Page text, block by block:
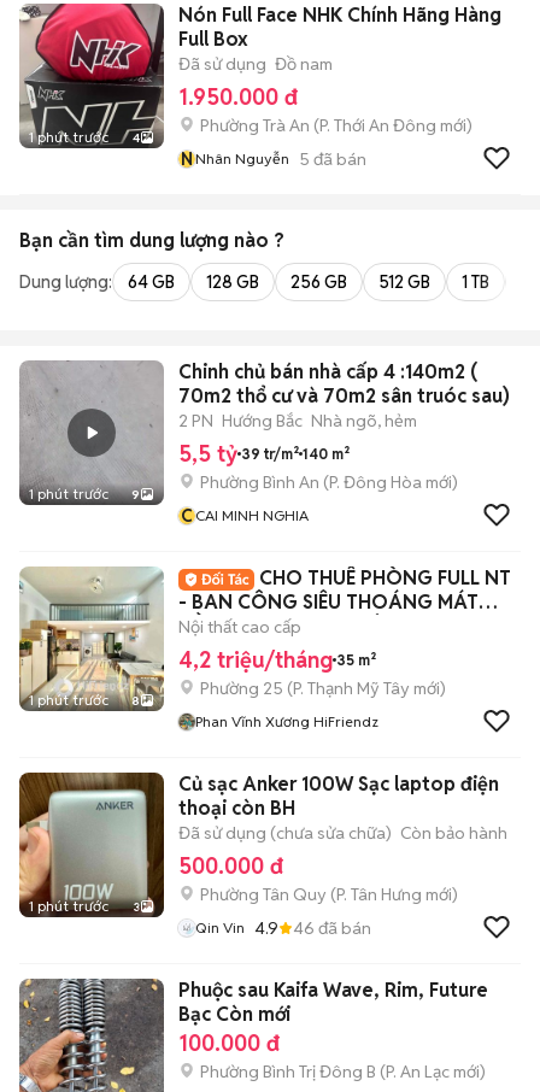
1 phút trước 4
Nón Full Face NHK Chính Hãng Hàng
Full Box
Đã sử dụng Đồ nam
1.950.000 đ
Phường Trà An (P. Thới An Đông mới)
NNhân Nguyễn 5 đã bán
Bạn cần tìm dung lượng nào ?
Dung lượng: 64 GB 128 GB 256 GB 512 GB 1 TB
1 phút trước 9
Chinh chủ bán nhà cấp 4 :140m2 (
70m2 thổ cư và 70m2 sân truóc sau)
2 PN Hướng Bắc Nhà ngõ, hẻm
5,5 tỷ 39 tr/m² 140 m²
Phường Bình An (P. Đông Hòa mới)
CCAI MINH NGHIA
1 phút trước 8
CHO THUÊ PHÒNG FULL NT
- BAN CÔNG SIÊU THOÁNG MÁT
NẰM NGAY TRUNG TÂM
Nội thất cao cấp
4,2 triệu/tháng 35 m²
Phường 25 (P. Thạnh Mỹ Tây mới)
Phan Vĩnh Xương HiFriendz
1 phút trước 3
Củ sạc Anker 100W Sạc laptop điện
thoại còn BH
Đã sử dụng (chưa sửa chữa) Còn bảo hành
500.000 đ
Phường Tân Quy (P. Tân Hưng mới)
Qin Vin 4.9 46 đã bán
Phuộc sau Kaifa Wave, Rim, Future
Bạc Còn mới
100.000 đ
Phường Bình Trị Đông B (P. An Lạc mới)